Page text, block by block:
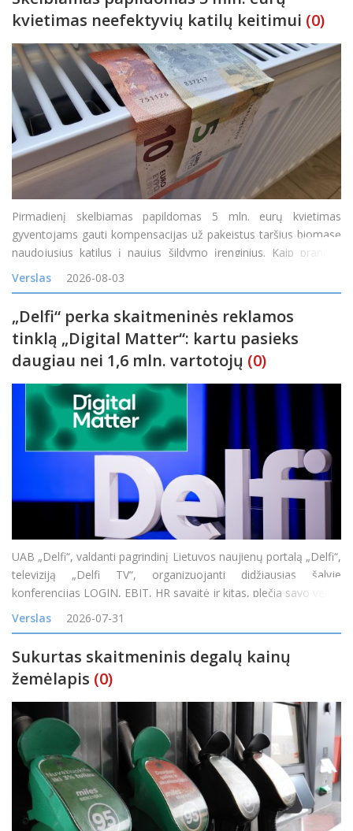
kvietimas neefektyvių katilų keitimui (0)
Pirmadienį skelbiamas papildomas 5 mln. eurų kvietimas
gyventojams gauti kompensacijas už pakeistus taršius biomasę
naudojusius katilus į naujus šildymo įrenginius. Kaip pranešė
Lietuvos energetikos agentūra (LEA), teikti paraiškas gyventojai
galės nuo 14 val. &bdq
Verslas 2026-08-03
„Delfi“ perka skaitmeninės reklamos
tinklą „Digital Matter“: kartu pasieks
daugiau nei 1,6 mln. vartotojų (0)
UAB „Delfi“, valdanti pagrindinį Lietuvos naujienų portalą „Delfi“,
televiziją „Delfi TV“, organizuojanti didžiausias šalyje
konferencijas LOGIN, EBIT, HR savaitė ir kitas, plečia savo veiklą
įsigijusi vieną didžiausių skaitmeninės reklamos tinklų Baltijos
Verslas 2026-07-31
Sukurtas skaitmeninis degalų kainų
žemėlapis (0)